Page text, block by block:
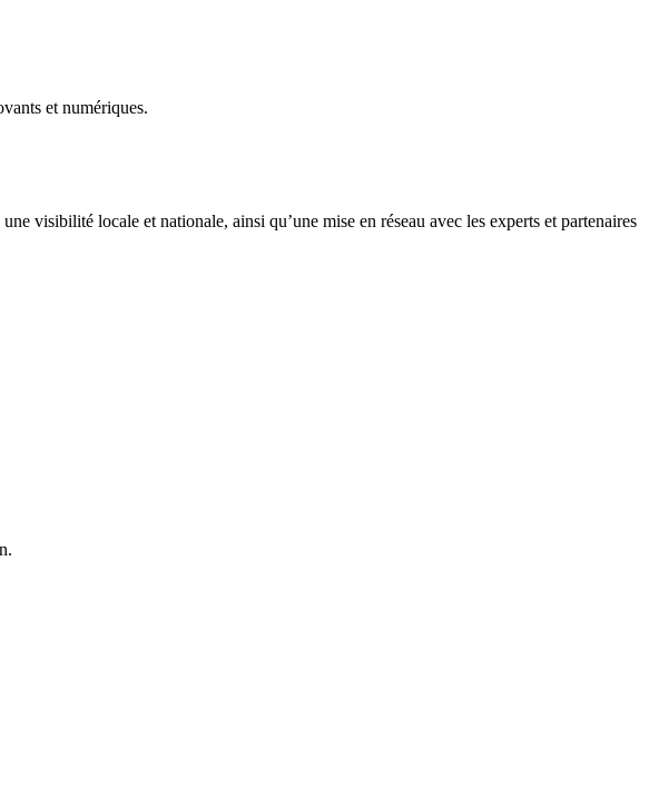
et numériques.
visibilité locale et nationale, ainsi qu’une mise en réseau avec les experts et partenaires